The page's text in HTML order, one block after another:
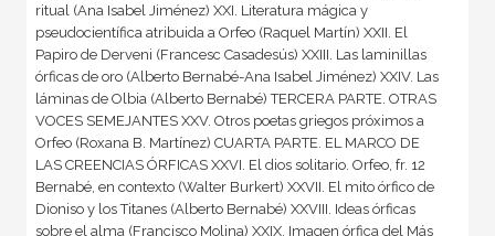
ritual (Ana Isabel Jiménez) XXI. Literatura mágica y
pseudocientífica atribuida a Orfeo (Raquel Martín) XXII. El
Papiro de Derveni (Francesc Casadesús) XXIII. Las laminillas
órficas de oro (Alberto Bernabé-Ana Isabel Jiménez) XXIV. Las
láminas de Olbia (Alberto Bernabé) TERCERA PARTE. OTRAS
VOCES SEMEJANTES XXV. Otros poetas griegos próximos a
Orfeo (Roxana B. Martínez) CUARTA PARTE. EL MARCO DE
LAS CREENCIAS ÓRFICAS XXVI. El dios solitario. Orfeo, fr. 12
Bernabé, en contexto (Walter Burkert) XXVII. El mito órfico de
Dioniso y los Titanes (Alberto Bernabé) XXVIII. Ideas órficas
sobre el alma (Francisco Molina) XXIX. Imagen órfica del Más